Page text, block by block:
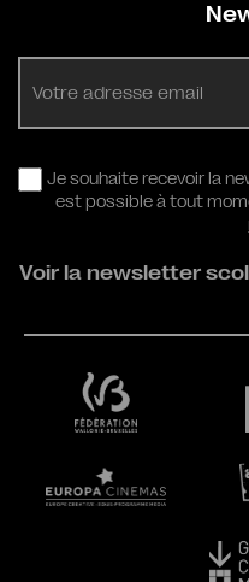
Je souhaite recevoir la
est possible à tout
Voir la newsletter